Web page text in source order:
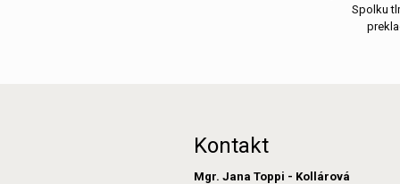
Spolku
Kontakt
Mgr. Jana Toppi - Kollárová